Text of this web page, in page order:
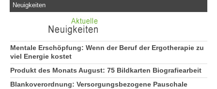
Neuigkeiten
Mentale Erschöpfung: Wenn der Beruf der Ergotherapie zu
viel Energie kostet
Produkt des Monats August: 75 Bildkarten Biografiearbeit
Blankoverordnung: Versorgungsbezogene Pauschale